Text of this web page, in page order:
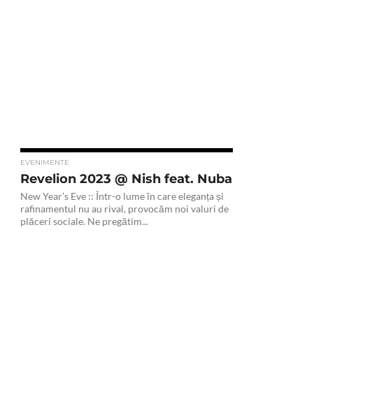
EVENIMENTE
Revelion 2023 @ Nish feat. Nuba
New Year’s Eve :: Într-o lume în care eleganța și
rafinamentul nu au rival, provocăm noi valuri de
plăceri sociale. Ne pregătim...